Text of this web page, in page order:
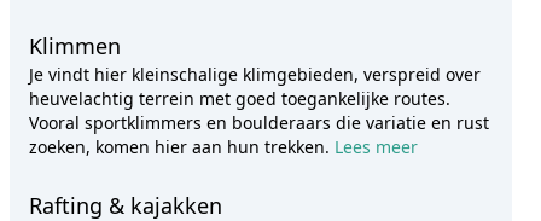
Klimmen
Je vindt hier kleinschalige klimgebieden, verspreid over
heuvelachtig terrein met goed toegankelijke routes.
Vooral sportklimmers en boulderaars die variatie en rust
zoeken, komen hier aan hun trekken. Lees meer
Rafting & kajakken